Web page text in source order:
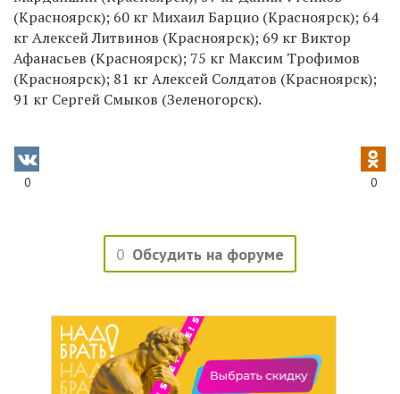
(Красноярск); 60 кг Михаил Барцио (Красноярск); 64
кг Алексей Литвинов (Красноярск); 69 кг Виктор
Афанасьев (Красноярск); 75 кг Максим Трофимов
(Красноярск); 81 кг Алексей Солдатов (Красноярск);
91 кг Сергей Смыков (Зеленогорск).
0 0
0 Обсудить на форуме